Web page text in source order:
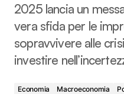
2025 lancia un
vera sfida per le
sopravvivere alle
investire
Economia Macroeconomia